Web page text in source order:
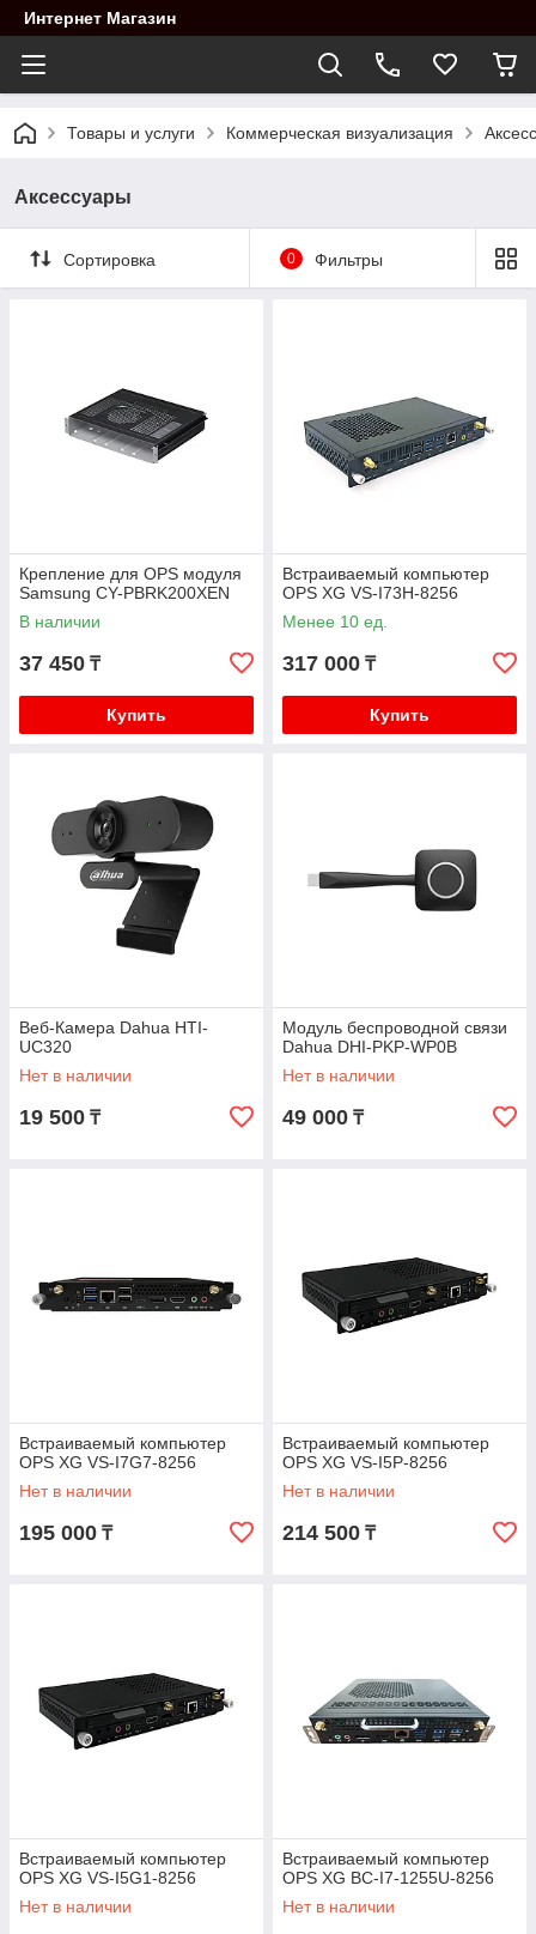
Интернет Магазин
Товары и услуги Коммерческая визуализация
Аксессуары
Сортировка 0 Фильтры
Крепление для OPS модуля
Samsung CY-PBRK200XEN
В наличии
37 450 ₸
Купить
Встраиваемый компьютер
OPS XG VS-I73H-8256
Менее 10 ед.
317 000 ₸
Купить
Веб-Камера Dahua HTI-
UC320
Нет в наличии
19 500 ₸
Модуль беспроводной связи
Dahua DHI-PKP-WP0B
Нет в наличии
49 000 ₸
Встраиваемый компьютер
OPS XG VS-I7G7-8256
Нет в наличии
195 000 ₸
Встраиваемый компьютер
OPS XG VS-I5P-8256
Нет в наличии
214 500 ₸
Встраиваемый компьютер
OPS XG VS-I5G1-8256
Нет в наличии
Встраиваемый компьютер
OPS XG BC-I7-1255U-8256
Нет в наличии